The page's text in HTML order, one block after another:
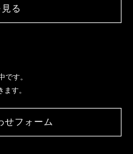
る
です。
す。
せフォーム